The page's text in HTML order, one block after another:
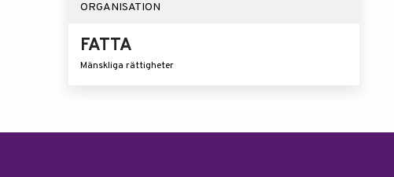
ORGANISATION
FATTA
Mänskliga rättigheter